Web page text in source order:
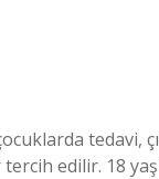
tedavi,
edilir. 18